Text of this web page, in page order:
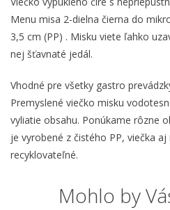
Menu misa 2-dielna čierna do
3,5 cm (PP) . Misku viete ľahko
nej šťavnaté jedál.
Vhodné pre všetky gastro
Premyslené viečko misku
vyliatie obsahu. Ponúkame rôzne
je vyrobené z čistého PP, viečka
recyklovateľné.
Mohlo by